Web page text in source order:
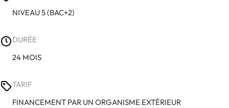
NIVEAU 5 (BAC+2)
DURÉE
24 MOIS
TARIF
FINANCEMENT PAR UN ORGANISME EXTÉRIEUR